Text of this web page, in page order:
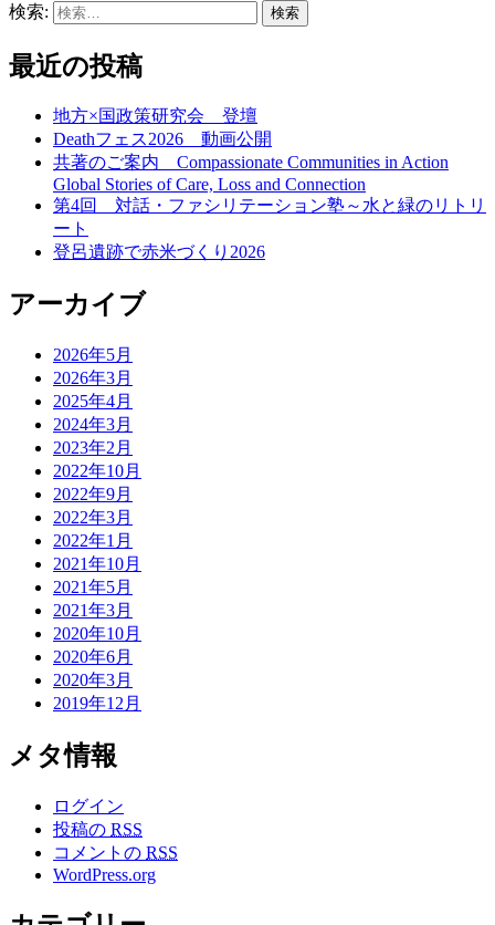
検索:
最近の投稿
地方×国政策研究会 登壇
Deathフェス2026 動画公開
共著のご案内 Compassionate Communities in Action
Global Stories of Care, Loss and Connection
第4回 対話・ファシリテーション塾～水と緑のリトリ
ート
登呂遺跡で赤米づくり2026
アーカイブ
2026年5月
2026年3月
2025年4月
2024年3月
2023年2月
2022年10月
2022年9月
2022年3月
2022年1月
2021年10月
2021年5月
2021年3月
2020年10月
2020年6月
2020年3月
2019年12月
メタ情報
ログイン
投稿の RSS
コメントの RSS
WordPress.org